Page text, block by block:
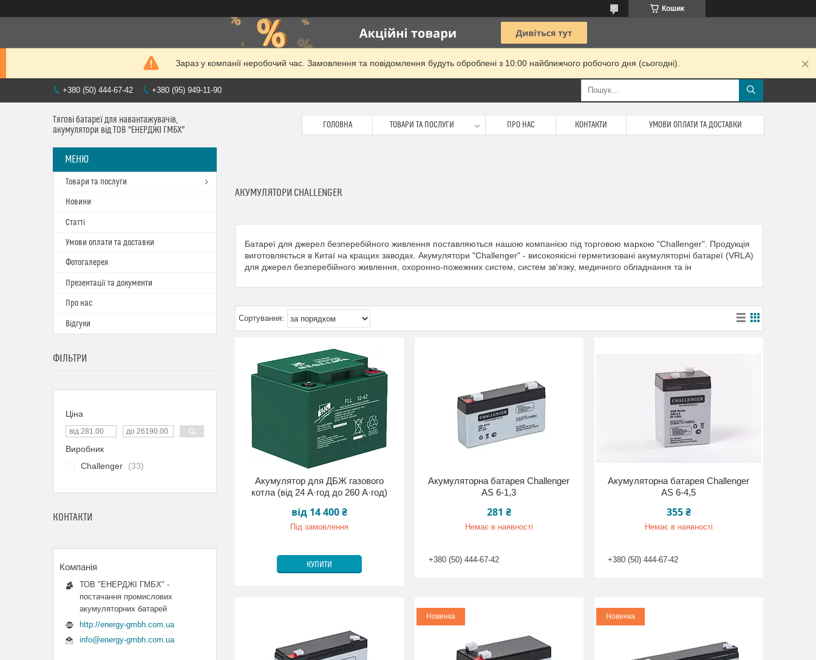
Кошик
Зараз у компанії неробочий час. Замовлення та повідомлення будуть оброблені з 10:00 найближчого робочого дня (сьогодні).
+380 (50) 444-67-42 +380 (95) 949-11-90
Тягові батареї для навантажувачів,
акумулятори від ТОВ "ЕНЕРДЖІ ГМБХ"
ГОЛОВНА ТОВАРИ ТА ПОСЛУГИ ПРО НАС КОНТАКТИ УМОВИ ОПЛАТИ ТА ДОСТАВКИ
АКУМУЛЯТОРИ CHALLENGER
Батареї для джерел безперебійного живлення поставляються нашою компанією під торговою маркою "Challenger". Продукція
виготовляється в Китаї на кращих заводах. Акумулятори "Challenger" - високоякісні герметизовані акумуляторні батареї (VRLA)
для джерел безперебійного живлення, охоронно-пожежних систем, систем зв'язку, медичного обладнання та ін
Акумулятор для ДБЖ газового
котла (від 24 А·год до 260 А·год)
від 14 400 ₴
Під замовлення
КУПИТИ
Акумуляторна батарея Challenger
AS 6-1,3
281 ₴
Немає в наявності
+380 (50) 444-67-42
Акумуляторна батарея Challenger
AS 6-4,5
355 ₴
Немає в наявності
+380 (50) 444-67-42
Новинка Новинка
Товари та послуги
Новини
Статті
Умови оплати та доставки
Фотогалерея
Презентації та документи
Про нас
Відгуки
ФІЛЬТРИ
Ціна
Виробник
Challenger
33
КОНТАКТИ
ТОВ "ЕНЕРДЖІ ГМБХ" -
постачання промислових
акумуляторних батарей
http://energy-gmbh.com.ua
info@energy-gmbh.com.ua